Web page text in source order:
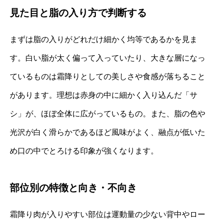
見た目と脂の入り方で判断する
まずは脂の入りがどれだけ細かく均等であるかを見ま
す。白い脂が太く偏って入っていたり、大きな層になっ
ているものは霜降りとしての美しさや食感が落ちること
があります。理想は赤身の中に細かく入り込んだ「サ
シ」が、ほぼ全体に広がっているもの。また、脂の色や
光沢が白く滑らかであるほど風味がよく、融点が低いた
め口の中でとろける印象が強くなります。
部位別の特徴と向き・不向き
霜降り肉が入りやすい部位は運動量の少ない背中やロー